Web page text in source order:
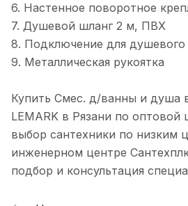
6. Настенное поворотное
7. Душевой шланг 2 м, ПВХ
8. Подключение для душевого
9. Металлическая рукоятка
Купить Смес. д/ванны и душа
LEMARK в Рязани по оптовой
выбор сантехники по низким
инженерном центре
подбор и консультация